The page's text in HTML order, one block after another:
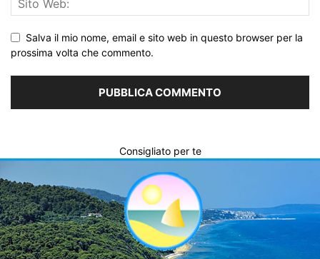
Salva il mio nome, email e sito web in questo browser per la
prossima volta che commento.
Consigliato per te